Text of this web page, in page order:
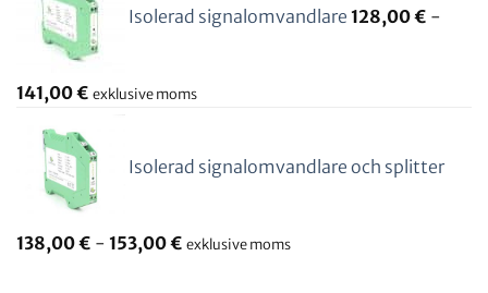
Isolerad signalomvandlare 128,00€ -
141,00€ exklusive moms
Isolerad signalomvandlare och splitter
138,00€ - 153,00€ exklusive moms